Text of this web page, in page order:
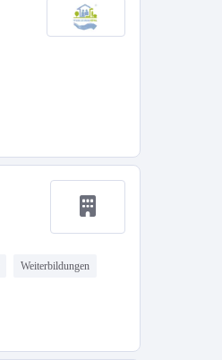
Weiterbildungen